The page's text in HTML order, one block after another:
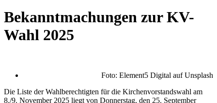
Bekanntmachungen zur KV-
Wahl 2025
Foto: Element5 Digital auf Unsplash
Die Liste der Wahlberechtigten für die Kirchenvorstandswahl am
8./9. November 2025 liegt von Donnerstag, den 25. September